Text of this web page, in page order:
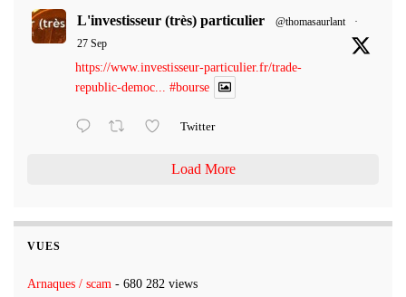
L'investisseur (très) particulier @thomasaurlant
·
27 Sep
https://www.investisseur-particulier.fr/trade-
republic-democ... #bourse
Twitter
Load More
VUES
Arnaques / scam - 680 282 views